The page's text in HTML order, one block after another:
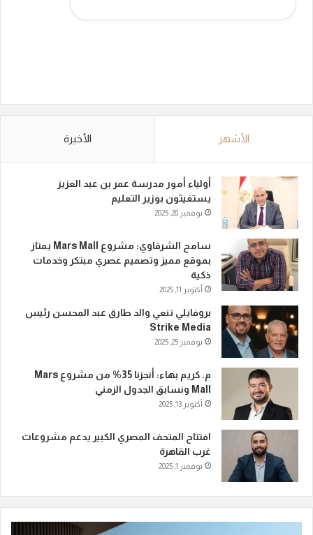
الأشهر الأخيرة
أولياء أمور مدرسة عمر بن عبد العزيز
يستغيثون بوزير التعليم
نوفمبر 28, 2025
سامح الشرقاوي: مشروع Mars Mall يمتاز
بموقع مميز وتصميم عصري مبتكر وخدمات
ذكية
أكتوبر 11, 2025
بروفايلي تنعي والد طارق عبد المحسن رئيس
Strike Media
نوفمبر 25, 2025
م. كريم بهاء: أنجزنا 35% من مشروع Mars
Mall ونسابق الجدول الزمني
أكتوبر 13, 2025
افتتاح المتحف المصري الكبير يدعم مشروعات
غرب القاهرة
نوفمبر 1, 2025